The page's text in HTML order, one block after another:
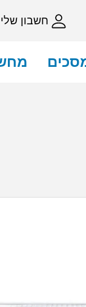
חשבון שלי